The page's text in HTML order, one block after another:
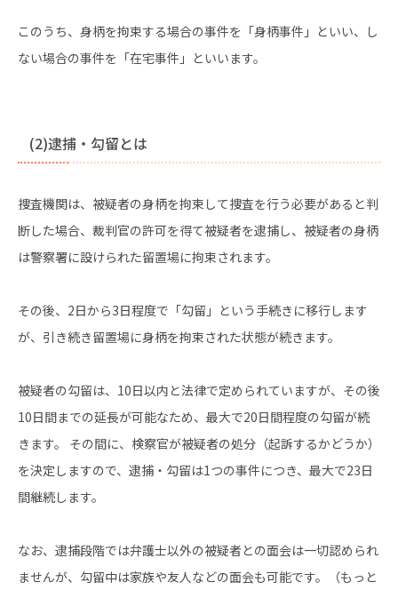
このうち、身柄を拘束する場合の事件を「身柄事件」といい、し
ない場合の事件を「在宅事件」といいます。
(2)逮捕・勾留とは
捜査機関は、被疑者の身柄を拘束して捜査を行う必要があると判
断した場合、裁判官の許可を得て被疑者を逮捕し、被疑者の身柄
は警察署に設けられた留置場に拘束されます。
その後、2日から3日程度で「勾留」という手続きに移行します
が、引き続き留置場に身柄を拘束された状態が続きます。
被疑者の勾留は、10日以内と法律で定められていますが、その後
10日間までの延長が可能なため、最大で20日間程度の勾留が続
きます。 その間に、検察官が被疑者の処分（起訴するかどうか）
を決定しますので、逮捕・勾留は1つの事件につき、最大で23日
間継続します。
なお、逮捕段階では弁護士以外の被疑者との面会は一切認められ
ませんが、勾留中は家族や友人などの面会も可能です。（もっと